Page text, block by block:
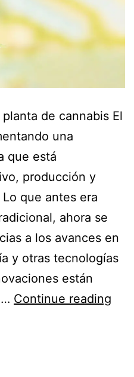
de cannabis El
una
que está
producción y
que antes era
ahora se
a los avances en
y otras tecnologías
están
Continue reading